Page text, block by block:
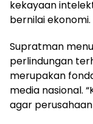
kekayaan
bernilai ekonomi.
Supratman
perlindungan
merupakan
media nasional.
agar